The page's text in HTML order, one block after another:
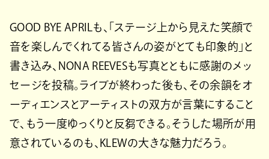
GOOD BYE APRILも、「ステージ上から見えた笑顔で
音を楽しんでくれてる皆さんの姿がとても印象的」と
書き込み、NONA REEVESも写真とともに感謝のメッ
セージを投稿。ライブが終わった後も、その余韻をオ
ーディエンスとアーティストの双方が言葉にすること
で、もう一度ゆっくりと反芻できる。そうした場所が用
意されているのも、KLEWの大きな魅力だろう。